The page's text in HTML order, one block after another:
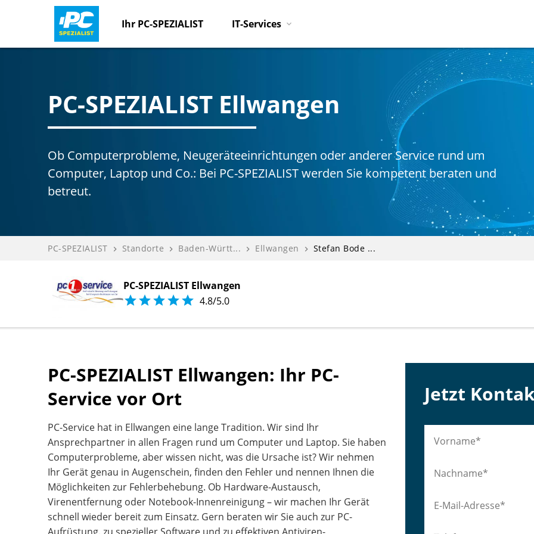
Ihr PC-SPEZIALIST IT-Services
PC-SPEZIALIST Ellwangen
Ob Computerprobleme, Neugeräteeinrichtungen oder anderer Service rund um
Computer, Laptop und Co.: Bei PC-SPEZIALIST werden Sie kompetent beraten und
betreut.
PC-SPEZIALIST navigate_next Standorte navigate_next Baden-Württ... navigate_next Ellwangen navigate_next Stefan Bode ...
PC-SPEZIALIST Ellwangen
 4.8/5.0
PC-SPEZIALIST Ellwangen: Ihr PC-
Service vor Ort
PC-Service hat in Ellwangen eine lange Tradition. Wir sind Ihr
Ansprechpartner in allen Fragen rund um Computer und Laptop. Sie haben
Computerprobleme, aber wissen nicht, was die Ursache ist? Wir nehmen
Ihr Gerät genau in Augenschein, finden den Fehler und nennen Ihnen die
Möglichkeiten zur Fehlerbehebung. Ob Hardware-Austausch,
Virenentfernung oder Notebook-Innenreinigung – wir machen Ihr Gerät
schnell wieder bereit zum Einsatz. Gern beraten wir Sie auch zur PC-
Jetzt